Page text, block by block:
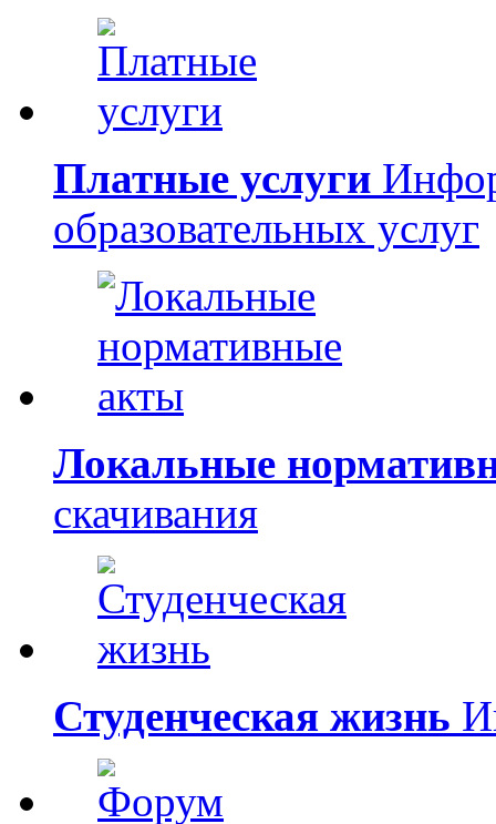
Платные услуги
образовательных услуг
Локальные
скачивания
Студенческая жизнь